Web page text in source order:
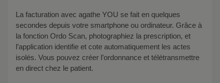
La facturation avec agathe YOU se fait en quelques
secondes depuis votre smartphone ou ordinateur. Grâce à
la fonction Ordo Scan, photographiez la prescription, et
l’application identifie et cote automatiquement les actes
isolés. Vous pouvez créer l’ordonnance et télétransmettre
en direct chez le patient.